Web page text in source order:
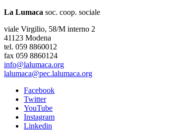
La Lumaca soc. coop. sociale
viale Virgilio, 58/M interno 2
41123 Modena
tel. 059 8860012
fax 059 8860124
info@lalumaca.org
lalumaca@pec.lalumaca.org
Facebook
Twitter
YouTube
Instagram
Linkedin